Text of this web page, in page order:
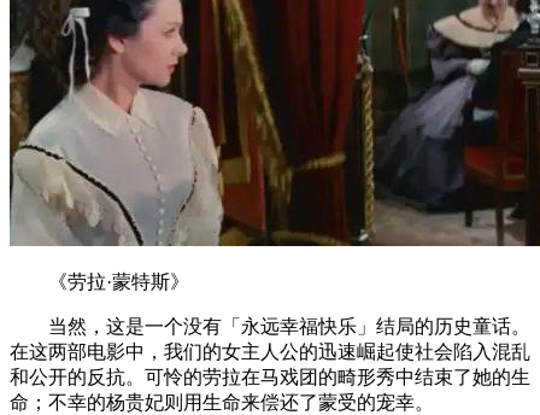
《劳拉·蒙特斯》
当然，这是一个没有「永远幸福快乐」结局的历史童话。
在这两部电影中，我们的女主人公的迅速崛起使社会陷入混乱
和公开的反抗。可怜的劳拉在马戏团的畸形秀中结束了她的生
命；不幸的杨贵妃则用生命来偿还了蒙受的宠幸。